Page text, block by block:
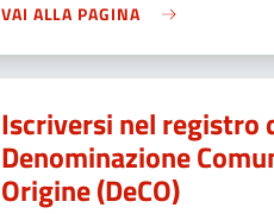
VAI ALLA PAGINA
Iscriversi nel registro
Denominazione
Origine (DeCO)